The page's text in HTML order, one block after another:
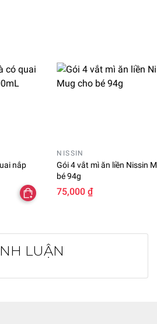
nắp
NISSIN
Gói 4 vắt mì ăn liền Nissin
bé 94g
75,000 ₫
LUẬN